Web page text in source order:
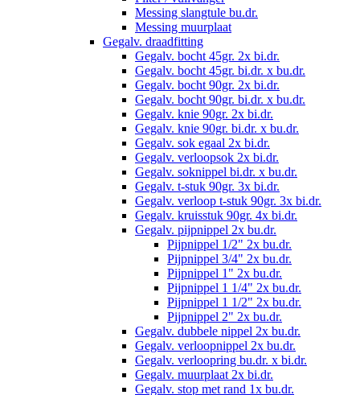
Messing slangtule bu.dr.
Messing muurplaat
Gegalv. draadfitting
Gegalv. bocht 45gr. 2x bi.dr.
Gegalv. bocht 45gr. bi.dr. x bu.dr.
Gegalv. bocht 90gr. 2x bi.dr.
Gegalv. bocht 90gr. bi.dr. x bu.dr.
Gegalv. knie 90gr. 2x bi.dr.
Gegalv. knie 90gr. bi.dr. x bu.dr.
Gegalv. sok egaal 2x bi.dr.
Gegalv. verloopsok 2x bi.dr.
Gegalv. soknippel bi.dr. x bu.dr.
Gegalv. t-stuk 90gr. 3x bi.dr.
Gegalv. verloop t-stuk 90gr. 3x bi.dr.
Gegalv. kruisstuk 90gr. 4x bi.dr.
Gegalv. pijpnippel 2x bu.dr.
Pijpnippel 1/2" 2x bu.dr.
Pijpnippel 3/4" 2x bu.dr.
Pijpnippel 1" 2x bu.dr.
Pijpnippel 1 1/4" 2x bu.dr.
Pijpnippel 1 1/2" 2x bu.dr.
Pijpnippel 2" 2x bu.dr.
Gegalv. dubbele nippel 2x bu.dr.
Gegalv. verloopnippel 2x bu.dr.
Gegalv. verloopring bu.dr. x bi.dr.
Gegalv. muurplaat 2x bi.dr.
Gegalv. stop met rand 1x bu.dr.